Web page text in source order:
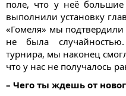
поле, что у неё
выполнили установку
«Гомеля» мы
не была
турнира, мы наконец
что у нас не получалось
– Чего ты ждешь от